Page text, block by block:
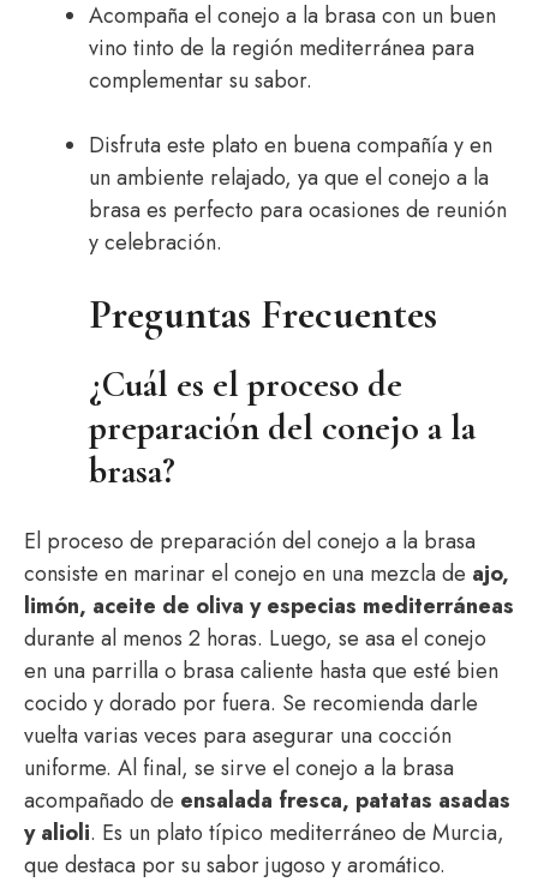
Acompaña el conejo a la brasa con un buen
vino tinto de la región mediterránea para
complementar su sabor.
Disfruta este plato en buena compañía y en
un ambiente relajado, ya que el conejo a la
brasa es perfecto para ocasiones de reunión
y celebración.
Preguntas Frecuentes
¿Cuál es el proceso de
preparación del conejo a la
brasa?
El proceso de preparación del conejo a la brasa
consiste en marinar el conejo en una mezcla de ajo,
limón, aceite de oliva y especias mediterráneas
durante al menos 2 horas. Luego, se asa el conejo
en una parrilla o brasa caliente hasta que esté bien
cocido y dorado por fuera. Se recomienda darle
vuelta varias veces para asegurar una cocción
uniforme. Al final, se sirve el conejo a la brasa
acompañado de ensalada fresca, patatas asadas
y alioli. Es un plato típico mediterráneo de Murcia,
que destaca por su sabor jugoso y aromático.